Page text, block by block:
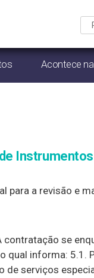
Acontece
para a revisão e
contratação se
qual informa: 5.1.
serviços